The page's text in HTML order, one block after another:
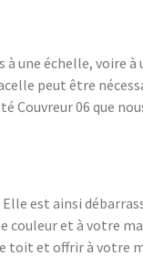
une échelle,
peut être
Couvreur 06 que
est ainsi
et à votre
toit et offrir à votre